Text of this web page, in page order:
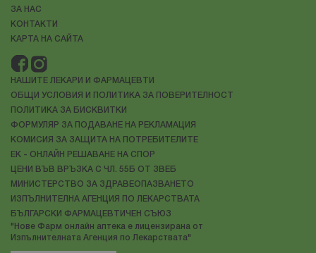
ЗА НАС
КОНТАКТИ
КАРТА НА САЙТА
НАШИТЕ ЛЕКАРИ И ФАРМАЦЕВТИ
ОБЩИ УСЛОВИЯ И ПОЛИТИКА ЗА ПОВЕРИТЕЛНОСТ
ПОЛИТИКА ЗА БИСКВИТКИ
ФОРМУЛЯР ЗА ПОДАВАНЕ НА РЕКЛАМАЦИЯ
КОМИСИЯ ЗА ЗАЩИТА НА ПОТРЕБИТЕЛИТЕ
ЕК - ОНЛАЙН РЕШАВАНЕ НА СПОР
ЦЕНИ ВЪВ ВРЪЗКА С ЧЛ. 55Б ОТ ЗВЕБ
МИНИСТЕРСТВО ЗА ЗДРАВЕОПАЗВАНЕТО
ИЗПЪЛНИТЕЛНА АГЕНЦИЯ ПО ЛЕКАРСТВАТА
БЪЛГАРСКИ ФАРМАЦЕВТИЧЕН СЪЮЗ
"Нове Фарм онлайн аптека е лицензирана от
Изпълнителната Агенция по Лекарствата"